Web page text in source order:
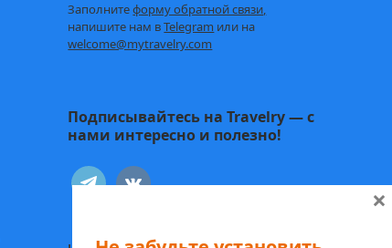
Заполнитеформу обратной связи,
напишите нам вTelegram или на
welcome@mytravelry.com
Подписывайтесь на Travelry — с
нами интересно и полезно!
telegramvkontakte
×